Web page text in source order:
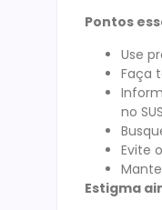
Pontos
Use
Faça
no SUS
Evite
Estigma